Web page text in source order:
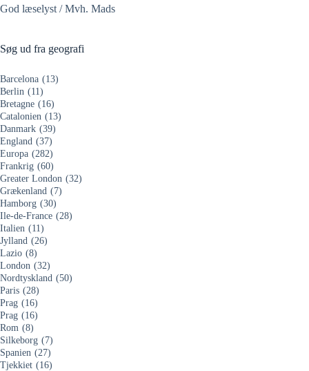
God læselyst / Mvh. Mads
Søg ud fra geografi
Barcelona (13)
Berlin (11)
Bretagne (16)
Catalonien (13)
Danmark (39)
England (37)
Europa (282)
Frankrig (60)
Greater London (32)
Grækenland (7)
Hamborg (30)
Ile-de-France (28)
Italien (11)
Jylland (26)
Lazio (8)
London (32)
Nordtyskland (50)
Paris (28)
Prag (16)
Prag (16)
Rom (8)
Silkeborg (7)
Spanien (27)
Tjekkiet (16)